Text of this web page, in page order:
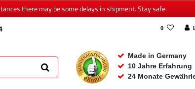
there may be some delays in shipment. Stay safe.
0
Made in Germany
10 Jahre Erfahrung
24 Monate